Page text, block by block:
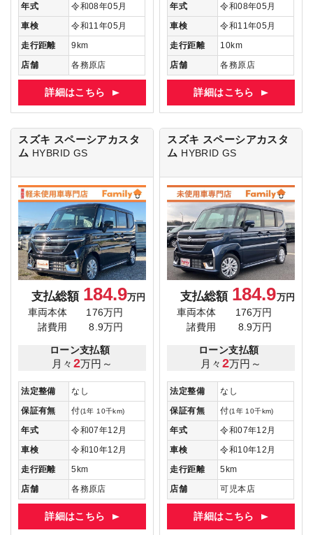
年式
令和08年05月
車検
令和11年05月
走行距離
9km
店舗
各務原店
詳細はこちら
年式
令和08年05月
車検
令和11年05月
走行距離
10km
店舗
各務原店
詳細はこちら
スズキ スペーシアカスタ
ム HYBRID GS
支払総額 184.9万円
車両本体
176万円
諸費用
8.9万円
ローン支払額
月々 2万円～
法定整備
なし
保証有無
付(1年 10千km)
年式
令和07年12月
車検
令和10年12月
走行距離
5km
店舗
各務原店
詳細はこちら
スズキ スペーシアカスタ
ム HYBRID GS
支払総額 184.9万円
車両本体
176万円
諸費用
8.9万円
ローン支払額
月々 2万円～
法定整備
なし
保証有無
付(1年 10千km)
年式
令和07年12月
車検
令和10年12月
走行距離
5km
店舗
可児本店
詳細はこちら